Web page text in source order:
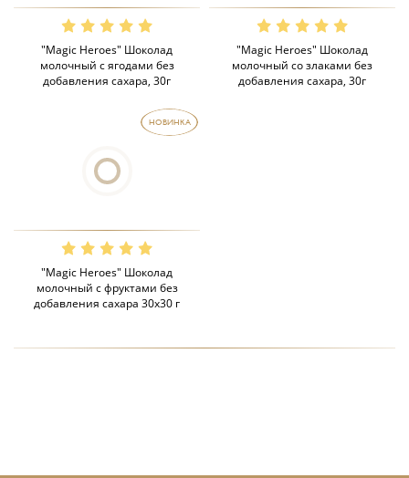
"Magic Heroes" Шоколад
молочный с ягодами без
добавления сахара, 30г
"Magic Heroes" Шоколад
молочный со злаками без
добавления сахара, 30г
НОВИНКА
"Magic Heroes" Шоколад
молочный с фруктами без
добавления сахара 30х30 г